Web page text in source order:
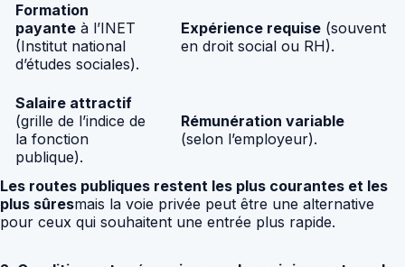
Formation
payante à l’INET
(Institut national
d’études sociales).
Expérience requise (souvent
en droit social ou RH).
Salaire attractif
(grille de l’indice de
la fonction
publique).
Rémunération variable
(selon l’employeur).
Les routes publiques restent les plus courantes et les
plus sûresmais la voie privée peut être une alternative
pour ceux qui souhaitent une entrée plus rapide.